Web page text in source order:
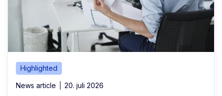
Highlighted
News article 20. juli 2026